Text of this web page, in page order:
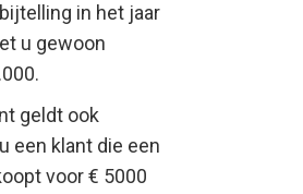
in het jaar
u gewoon
geldt ook
een klant die een
voor € 5000